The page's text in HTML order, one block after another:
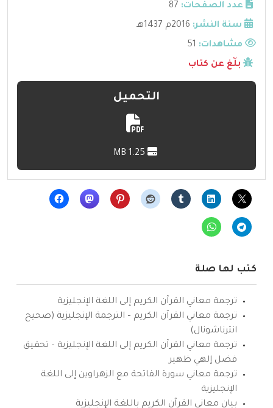
عدد الصفحات: 87
سنة النشر: 2016م 1437هـ
مشاهدات:
بلّغ عن كتاب
التحميل
كتب لها صلة
ترجمة معاني القرآن الكريم إلى اللغة الإنجليزية
ترجمة معاني القرآن الكريم – الترجمة الإنجليزية (صحيح
انترناشونال)
ترجمة معاني القرآن الكريم إلى اللغة الإنجليزية – تحقيق
فضل إلهي ظهير
ترجمة معاني سورة الفاتحة مع الزهراوين إلى اللغة
الإنجليزية
بيان معاني القرآن الكريم باللغة الإنجليزية